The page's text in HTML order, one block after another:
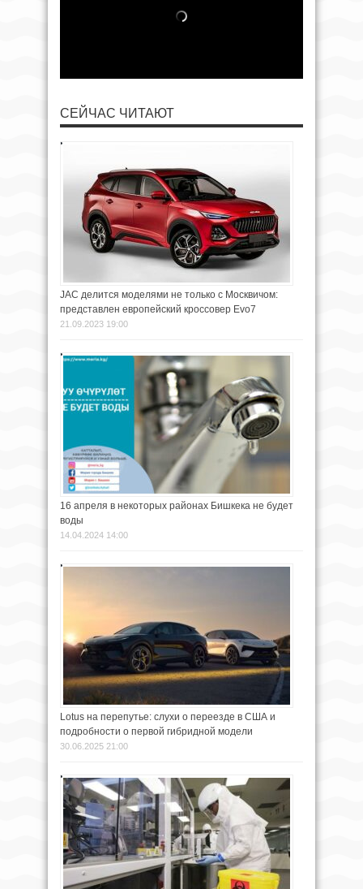
СЕЙЧАС ЧИТАЮТ
JAC делится моделями не только с Москвичом:
представлен европейский кроссовер Evo7
21.09.2023 19:00
16 апреля в некоторых районах Бишкека не будет
воды
14.04.2024 14:00
Lotus на перепутье: слухи о переезде в США и
подробности о первой гибридной модели
30.06.2025 21:00